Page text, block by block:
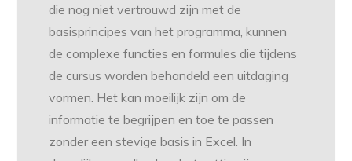
die nog niet vertrouwd zijn met de
basisprincipes van het programma, kunnen
de complexe functies en formules die tijdens
de cursus worden behandeld een uitdaging
vormen. Het kan moeilijk zijn om de
informatie te begrijpen en toe te passen
zonder een stevige basis in Excel. In